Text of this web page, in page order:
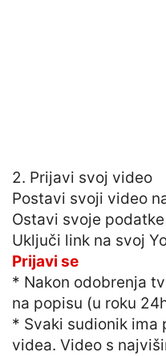
2. Prijavi svoj video
Postavi svoji video
Ostavi svoje
Uključi link na svoj
Prijavi se
* Nakon odobrenja
na popisu (u roku
* Svaki sudionik ima
videa. Video s